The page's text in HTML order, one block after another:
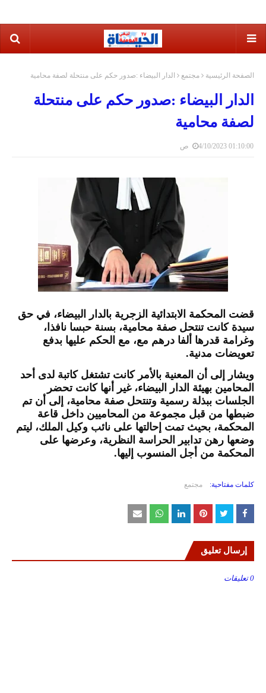
الصفحة الرئيسية مجتمع الدار البيضاء :صدور حكم على منتحلة لصفة محامية
الدار البيضاء :صدور حكم على منتحلة
لصفة محامية
4/10/2023 01:10:00 ص
قضت المحكمة الابتدائية الزجرية بالدار البيضاء، في حق
سيدة كانت تنتحل صفة محامية، بسنة حبسا نافذا،
وغرامة قدرها ألفا درهم مع، مع الحكم عليها بدفع
تعويضات مدنية.
ويشار إلى أن المعنية بالأمر كانت تشتغل كاتبة لدى أحد
المحامين بهيئة الدار البيضاء، غير أنها كانت تحضر
الجلسات ببذلة رسمية وتنتحل صفة محامية، إلى أن تم
ضبطها من قبل مجموعة من المحاميين داخل قاعة
المحكمة، بحيث تمت إحالتها على نائب وكيل الملك، ليتم
وضعها رهن تدابير الحراسة النظرية، وعرضها على
المحكمة من أجل المنسوب إليها.
كلمات مفتاحية: مجتمع
إرسال تعليق
0 تعليقات